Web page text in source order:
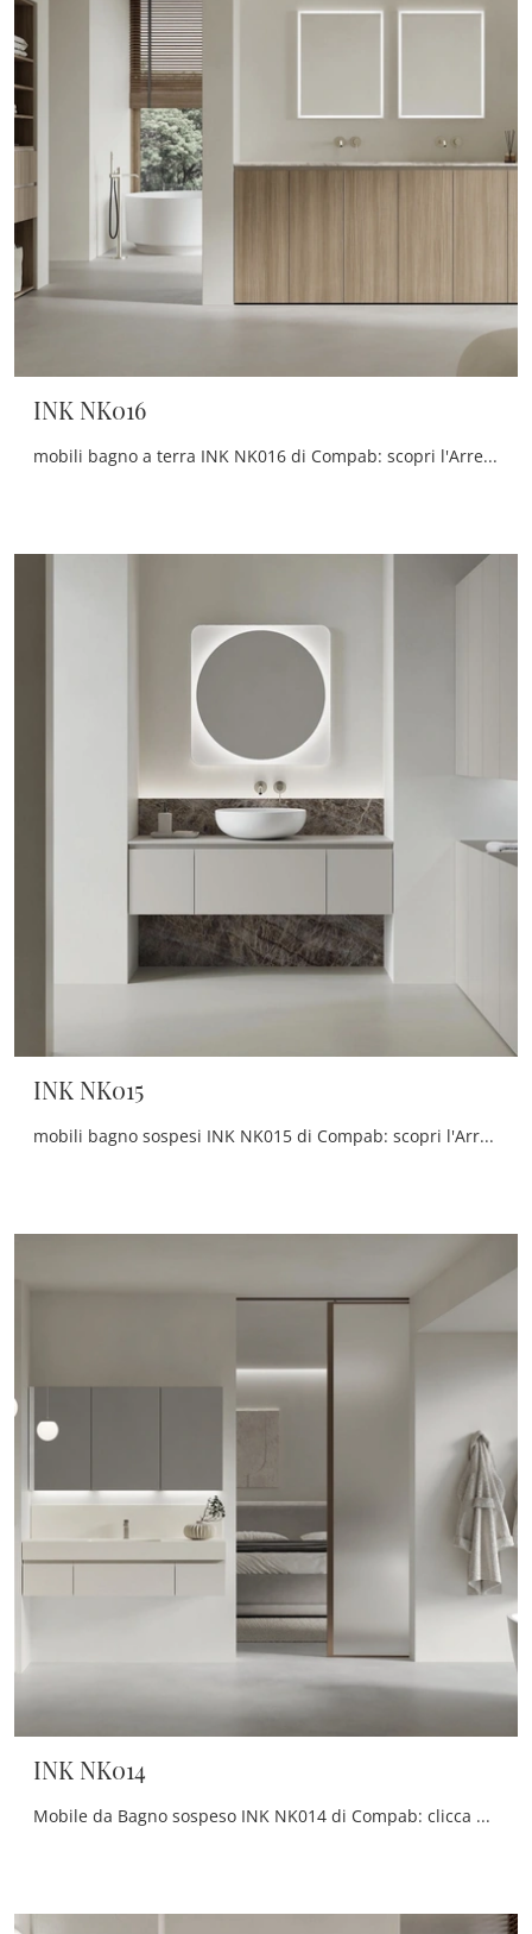
INK NK016
mobili bagno a terra INK NK016 di Compab: scopri l'Arredo Bagno in melaminico moderno e arreda il bagno di casa.
INK NK015
mobili bagno sospesi INK NK015 di Compab: scopri l'Arredo Bagno in laccato opaco moderno e arreda la stanza del benessere.
INK NK014
Mobile da Bagno sospeso INK NK014 di Compab: clicca e ottieni informazioni su mobili bagno sospesi in melaminico e elementi accessori del brand.